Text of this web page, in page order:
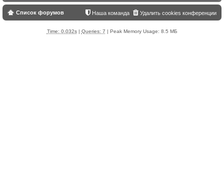
Список форумов Удалить cookies конференции
Наша команда
Time: 0.032s| Queries: 7 | Peak Memory Usage: 8.5 МБ